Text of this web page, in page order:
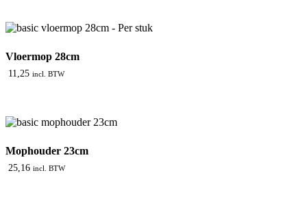
Vloermop 28cm
11,25 incl. BTW
Mophouder 23cm
25,16 incl. BTW